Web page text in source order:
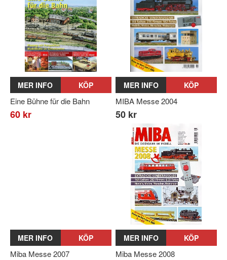
MER INFO KÖP
Eine Bühne für die Bahn
60 kr
MER INFO KÖP
MIBA Messe 2004
50 kr
MER INFO KÖP
Miba Messe 2007
MER INFO KÖP
Miba Messe 2008